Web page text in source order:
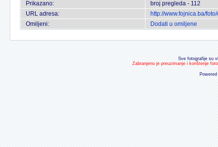
Prikazano:
broj pregleda - 112
URL adresa:
http://www.fojnica.ba/
Omiljeni:
Dodati u omiljene
Sve fotografije su
Zabranjeno je preuzimanje i korištenje